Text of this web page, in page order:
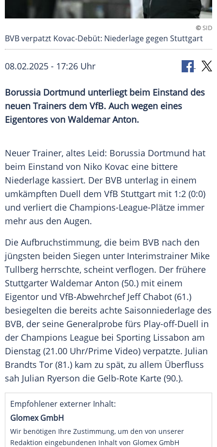
©SID
BVB verpatzt Kovac-Debüt: Niederlage gegen Stuttgart
08.02.2025 - 17:26 Uhr
Borussia Dortmund unterliegt beim Einstand des
neuen Trainers dem VfB. Auch wegen eines
Eigentores von Waldemar Anton.
Neuer Trainer, altes Leid: Borussia Dortmund hat
beim Einstand von Niko Kovac eine bittere
Niederlage kassiert. Der BVB unterlag in einem
umkämpften Duell dem VfB Stuttgart mit 1:2 (0:0)
und verliert die Champions-League-Plätze immer
mehr aus den Augen.
Die Aufbruchstimmung, die beim BVB nach den
jüngsten beiden Siegen unter Interimstrainer Mike
Tullberg herrschte, scheint verflogen. Der frühere
Stuttgarter Waldemar Anton (50.) mit einem
Eigentor und VfB-Abwehrchef Jeff Chabot (61.)
besiegelten die bereits achte Saisonniederlage des
BVB, der seine Generalprobe fürs Play-off-Duell in
der Champions League bei Sporting Lissabon am
Dienstag (21.00 Uhr/Prime Video) verpatzte. Julian
Brandts Tor (81.) kam zu spät, zu allem Überfluss
sah Julian Ryerson die Gelb-Rote Karte (90.).
Empfohlener externer Inhalt:
Glomex GmbH
Wir benötigen Ihre Zustimmung, um den von unserer
Redaktion eingebundenen Inhalt von Glomex GmbH